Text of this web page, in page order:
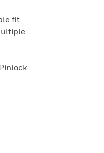
fit